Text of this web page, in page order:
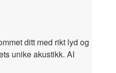
ditt med rikt lyd og
unike akustikk. AI